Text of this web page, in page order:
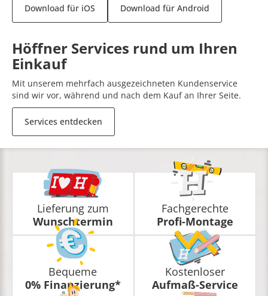
Download für iOS Download für Android
Höffner Services rund um Ihren
Einkauf
Mit unserem mehrfach ausgezeichneten Kundenservice
sind wir vor, während und nach dem Kauf an Ihrer Seite.
Services entdecken
Lieferung zum
Wunschtermin
Fachgerechte
Profi-Montage
Bequeme
0% Finanzierung*
Kostenloser
Aufmaß-Service